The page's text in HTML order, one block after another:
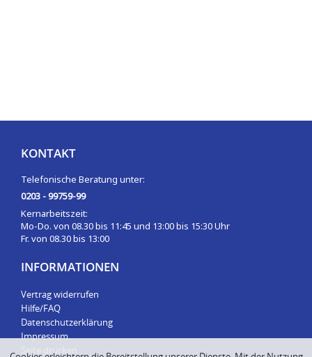
KONTAKT
Telefonische Beratung unter:
0203 - 99759-99
Kernarbeitszeit:
Mo-Do. von 08.30 bis 11:45 und 13:00 bis 15:30 Uhr
Fr. von 08.30 bis 13:00
INFORMATIONEN
Vertrag widerrufen
Hilfe/FAQ
Datenschutzerklärung
Impressum